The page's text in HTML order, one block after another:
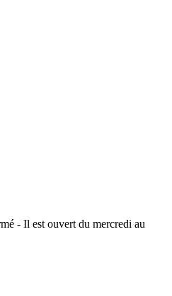
- Il est ouvert du mercredi au